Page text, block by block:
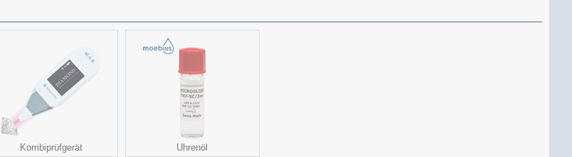
Kombiprüfgerät Uhrenöl